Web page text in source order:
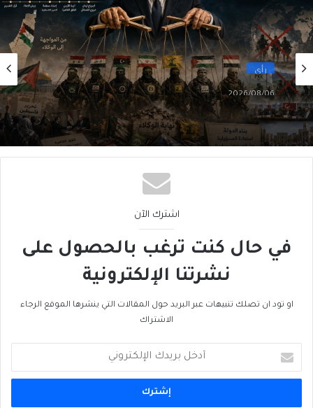
رأي
2026/08/06
سقوطُ “الأذرُع”: هل انتهى زمنُ الوكلاء؟
اشترك الآن
في حال كنت ترغب بالحصول على
نشرتنا الإلكترونية
او تود ان تصلك تنبيهات عبر البريد حول المقالات التي ينشرها الموقع الرجاء
الاشتراك
بريدك
الإلكتروني